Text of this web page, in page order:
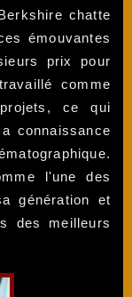
chatte
émouvantes
prix pour
comme
ce qui
connaissance
l'une des
génération et
des meilleurs